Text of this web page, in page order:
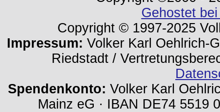
Gehostet
Copyright © 1997-2025
Impressum: Volker Karl Oehlrich-
Riedstadt /
Spendenkonto: Volker Karl
Mainz eG · IBAN DE74 5519